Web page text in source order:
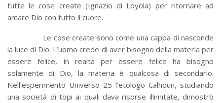
tutte le cose create (Ignazio di Loyola) per ritornare ad
amare Dio con tutto il cuore.
Le cose create sono come una cappa di nasconde
la luce di Dio. L’uomo crede di aver bisogno della materia per
essere felice, in realtà per essere felice ha bisogno
solamente di Dio, la materia è qualcosa di secondario.
Nell’esperimento Universo 25 l’etologo Calhoun, studiando
una società di topi ai quali dava risorse illimitate, dimostrò